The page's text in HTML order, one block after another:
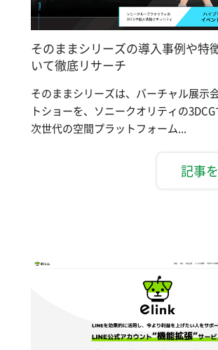
そのままシリーズの導入事例や特
いて徹底リサーチ
そのままシリーズは、バーチャル展示
トショーを、ソニークオリティの
次世代の空間プラットフォーム...
記事